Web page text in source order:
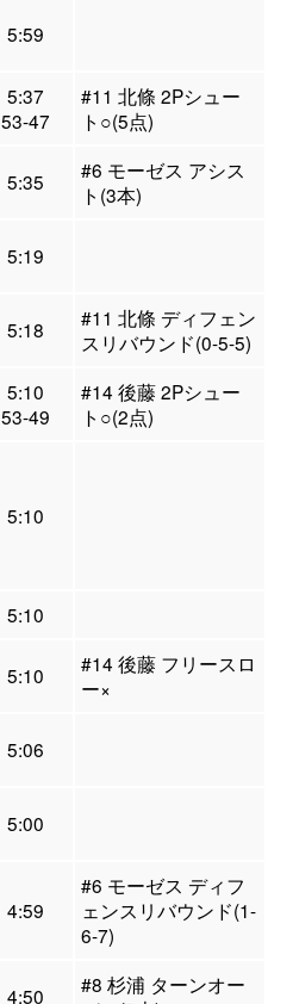
5:59
5:37
53-47
#11 北條 2Pシュー
ト○(5点)
5:35
#6 モーゼス アシス
ト(3本)
5:19
5:18
#11 北條 ディフェン
スリバウンド(0-5-5)
5:10
53-49
#14 後藤 2Pシュー
ト○(2点)
5:10
5:10
5:10
#14 後藤 フリースロ
ー×
5:06
5:00
4:59
#6 モーゼス ディフ
ェンスリバウンド(1-
6-7)
4:50
#8 杉浦 ターンオー